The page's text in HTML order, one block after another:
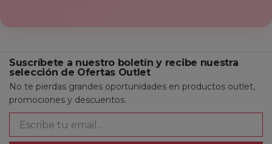
Suscríbete a nuestro boletín y recibe nuestra
selección de Ofertas Outlet
No te pierdas grandes oportunidades en productos outlet,
promociones y descuentos.